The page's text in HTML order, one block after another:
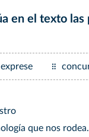
en el texto las
exprese
que nos rodea.